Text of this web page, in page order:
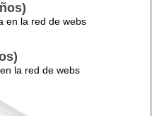
en la red de webs
la red de webs